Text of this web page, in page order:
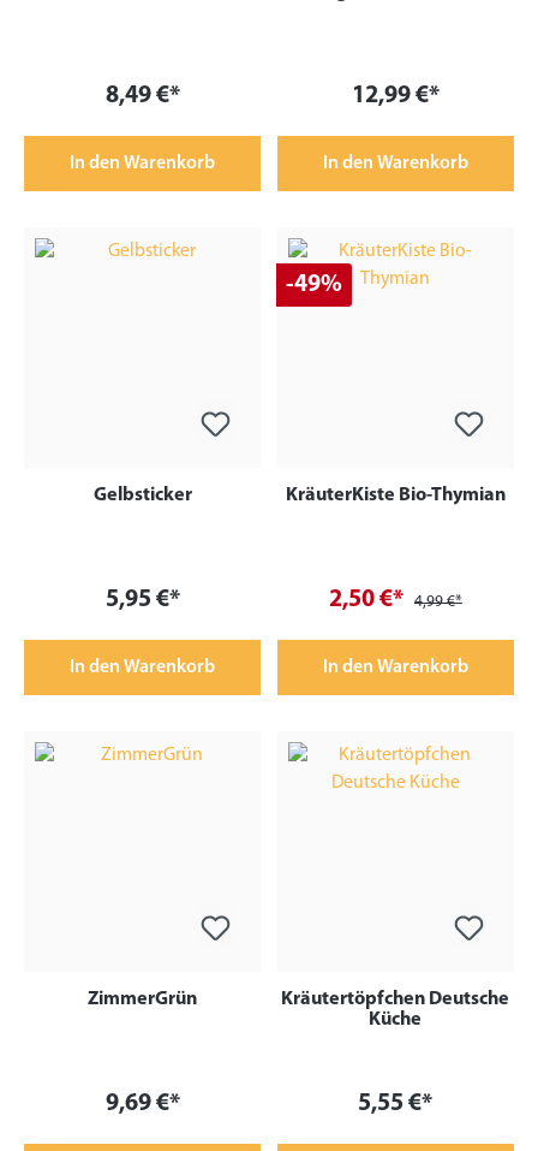
8,49 €*
In den Warenkorb
12,99 €*
In den Warenkorb
Gelbsticker
5,95 €*
In den Warenkorb
-49%
KräuterKiste Bio-Thymian
2,50 €* 4,99 €*
In den Warenkorb
ZimmerGrün
9,69 €*
Kräutertöpfchen Deutsche
Küche
5,55 €*